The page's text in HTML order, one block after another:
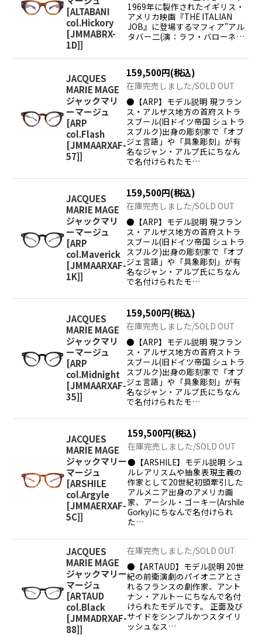
[ALTABANI
col.Hickory
[JMMABRX-
1D]]
1969年に製作されたイギリス・
アメリカ映画『THE ITALIAN
JOB』に登場するマフィア"アル
タバー二(演：ラフ・バローネ…
JACQUES
MARIE MAGE
ジャックマリ
ーマージュ
[ARP
col.Flash
[JMMAARXAF-
57]]
159,500円(税込)
在庫完売しました/SOLD OUT
●【ARP】モデル説明 現フラン
ス・アルザス地方の首府ストラ
スブール(旧ドイツ帝国 シュトラ
スブルク)出身の彫刻家で「オブ
ジェ言語」や「具象彫刻」が有
名なジャン・アルプ氏にちなん
で名付けられたモ…
JACQUES
MARIE MAGE
ジャックマリ
ーマージュ
[ARP
col.Maverick
[JMMAARXAF-
1K]]
159,500円(税込)
在庫完売しました/SOLD OUT
●【ARP】モデル説明 現フラン
ス・アルザス地方の首府ストラ
スブール(旧ドイツ帝国 シュトラ
スブルク)出身の彫刻家で「オブ
ジェ言語」や「具象彫刻」が有
名なジャン・アルプ氏にちなん
で名付けられたモ…
JACQUES
MARIE MAGE
ジャックマリ
ーマージュ
[ARP
col.Midnight
[JMMAARXAF-
35]]
159,500円(税込)
在庫完売しました/SOLD OUT
●【ARP】モデル説明 現フラン
ス・アルザス地方の首府ストラ
スブール(旧ドイツ帝国 シュトラ
スブルク)出身の彫刻家で「オブ
ジェ言語」や「具象彫刻」が有
名なジャン・アルプ氏にちなん
で名付けられたモ…
JACQUES
MARIE MAGE
ジャックマリー
マージュ
[ARSHILE
col.Argyle
[JMMAERXAF-
5C]]
159,500円(税込)
在庫完売しました/SOLD OUT
●【ARSHILE】モデル説明 シュ
ルレアリスムや抽象表現主義の
作家として20世紀初頭牽引した
アルメニア出身のアメリカ画
家、アーシル・ゴーキー(Arshile
Gorky)にちなんで名付けられ
た…
JACQUES
MARIE MAGE
ジャックマリー
マージュ
[ARTAUD
col.Black
[JMMADRXAF-
88]]
在庫完売しました/SOLD OUT
●【ARTAUD】モデル説明 20世
紀の前衛演劇のパイオニアとさ
れるフランスの劇作家、アント
ナン・アルトーにちなんで名付
けられたモデルです。 正面及び
サイドをシンプルかつスタイリ
ッシュなス…